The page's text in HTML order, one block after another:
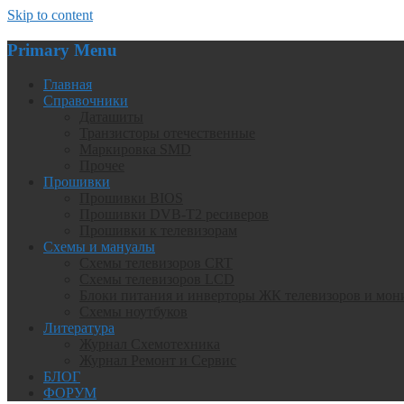
Skip to content
Primary Menu
Главная
Справочники
Прошивки
Схемы и мануалы
Литература
БЛОГ
ФОРУМ